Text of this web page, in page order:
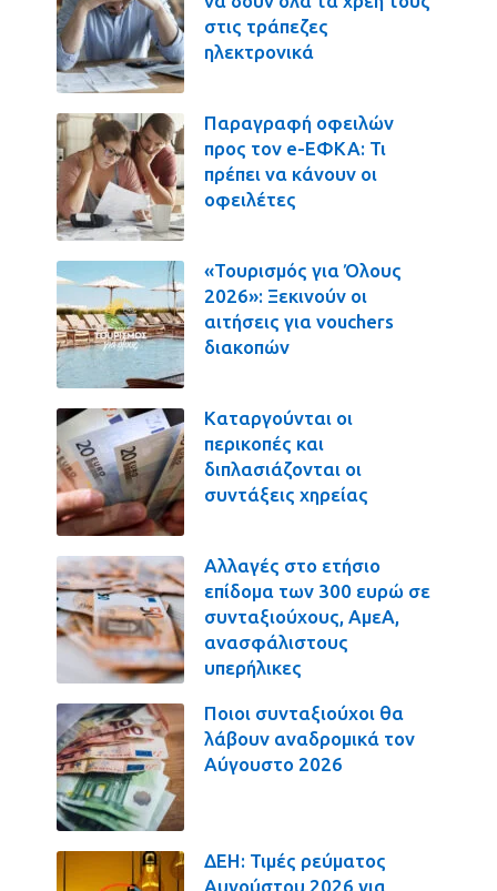
στις τράπεζες
ηλεκτρονικά
Παραγραφή οφειλών
προς τον e-ΕΦΚΑ: Τι
πρέπει να κάνουν οι
οφειλέτες
«Τουρισμός για Όλους
2026»: Ξεκινούν οι
αιτήσεις για vouchers
διακοπών
Καταργούνται οι
περικοπές και
διπλασιάζονται οι
συντάξεις χηρείας
Αλλαγές στο ετήσιο
επίδομα των 300 ευρώ σε
συνταξιούχους, ΑμεΑ,
ανασφάλιστους
υπερήλικες
Ποιοι συνταξιούχοι θα
λάβουν αναδρομικά τον
Αύγουστο 2026
ΔΕΗ: Τιμές ρεύματος
Αυγούστου 2026 για